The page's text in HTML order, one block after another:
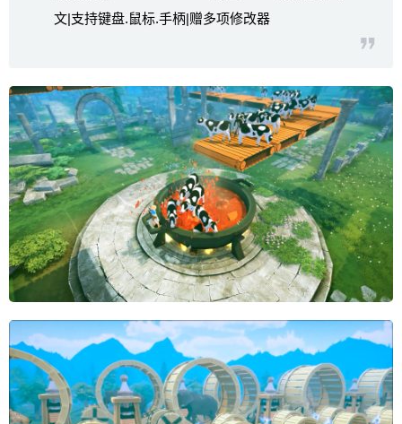
文|支持键盘.鼠标.手柄|赠多项修改器